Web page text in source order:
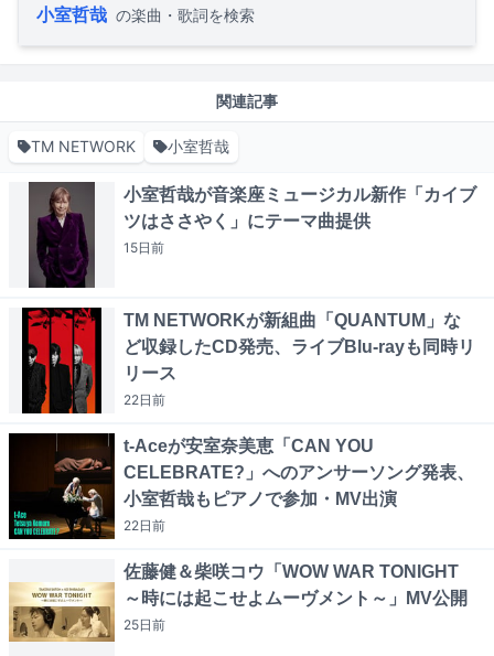
小室哲哉 の楽曲・歌詞を検索
関連記事
TM NETWORK 小室哲哉
小室哲哉が音楽座ミュージカル新作「カイブ
ツはささやく」にテーマ曲提供
15日前
TM NETWORKが新組曲「QUANTUM」な
ど収録したCD発売、ライブBlu-rayも同時リ
リース
22日前
t-Aceが安室奈美恵「CAN YOU
CELEBRATE?」へのアンサーソング発表、
小室哲哉もピアノで参加・MV出演
22日前
佐藤健＆柴咲コウ「WOW WAR TONIGHT
～時には起こせよムーヴメント～」MV公開
25日前